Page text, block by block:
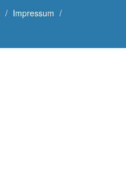
Impressum